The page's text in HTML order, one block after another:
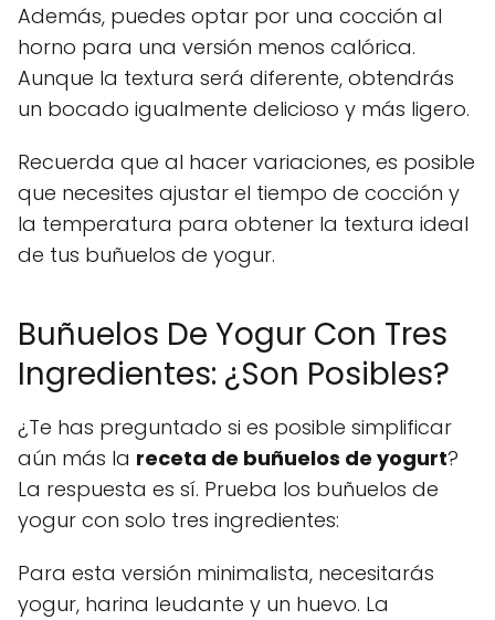
Además, puedes optar por una cocción al
horno para una versión menos calórica.
Aunque la textura será diferente, obtendrás
un bocado igualmente delicioso y más ligero.
Recuerda que al hacer variaciones, es posible
que necesites ajustar el tiempo de cocción y
la temperatura para obtener la textura ideal
de tus buñuelos de yogur.
Buñuelos De Yogur Con Tres
Ingredientes: ¿Son Posibles?
¿Te has preguntado si es posible simplificar
aún más la receta de buñuelos de yogurt?
La respuesta es sí. Prueba los buñuelos de
yogur con solo tres ingredientes:
Para esta versión minimalista, necesitarás
yogur, harina leudante y un huevo. La